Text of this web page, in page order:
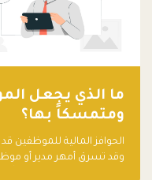
ما الذي يجعل
ومتمسكاً بها؟
الحوافز المالية للموظفين
وقد تسرق أمهر مدير أو